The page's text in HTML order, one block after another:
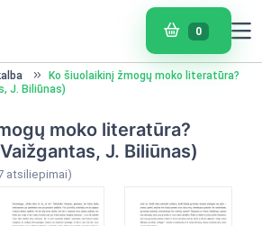
0
Ko šiuolaikinį žmogų moko literatūra?
J. Biliūnas)
moko literatūra?
J. Biliūnas)
atsiliepimai)